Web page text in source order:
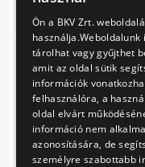
Combino
villamosokhoz
utastéri
kapaszkodók
szállítása
Ön a BKV Zrt.
tárolhat vagy gyűjthet
amit az oldal sütik
információk
felhasználóra, a
oldal elvárt
információ nem
azonosítására, de
személyre szabottabb